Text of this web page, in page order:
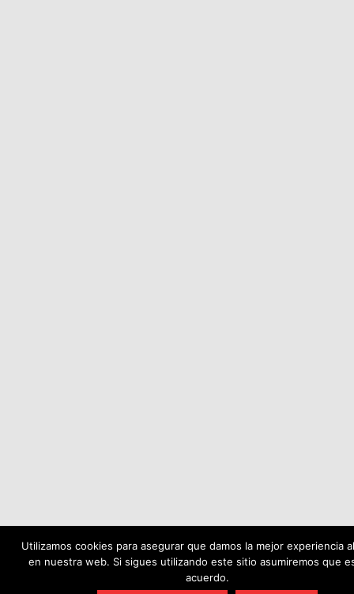
Utilizamos cookies para asegurar que damos la mejor experiencia
en nuestra web. Si sigues utilizando este sitio asumiremos que
acuerdo.